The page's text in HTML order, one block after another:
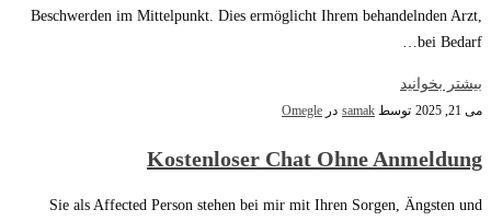
Beschwerden im Mittelpunkt. Dies ermöglicht Ihrem behandelnden Arzt,
bei Bedarf…
بیشتر بخوانید
می 21, 2025 توسط samak در Omegle
Kostenloser Chat Ohne Anmeldung
Sie als Affected Person stehen bei mir mit Ihren Sorgen, Ängsten und